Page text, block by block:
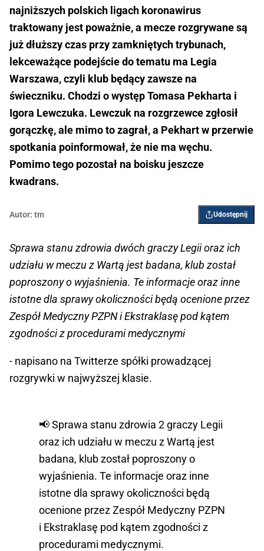
najniższych polskich ligach koronawirus
traktowany jest poważnie, a mecze rozgrywane są
już dłuższy czas przy zamkniętych trybunach,
lekceważące podejście do tematu ma Legia
Warszawa, czyli klub będący zawsze na
świeczniku. Chodzi o występ Tomasa Pekharta i
Igora Lewczuka. Lewczuk na rozgrzewce zgłosił
gorączkę, ale mimo to zagrał, a Pekhart w przerwie
spotkania poinformował, że nie ma węchu.
Pomimo tego pozostał na boisku jeszcze
kwadrans.
Autor: tm Udostępnij
Sprawa stanu zdrowia dwóch graczy Legii oraz ich
udziału w meczu z Wartą jest badana, klub został
poproszony o wyjaśnienia. Te informacje oraz inne
istotne dla sprawy okoliczności będą ocenione przez
Zespół Medyczny PZPN i Ekstraklasę pod kątem
zgodności z procedurami medycznymi
- napisano na Twitterze spółki prowadzącej
rozgrywki w najwyższej klasie.
📢 Sprawa stanu zdrowia 2 graczy Legii
oraz ich udziału w meczu z Wartą jest
badana, klub został poproszony o
wyjaśnienia. Te informacje oraz inne
istotne dla sprawy okoliczności będą
ocenione przez Zespół Medyczny PZPN
i Ekstraklasę pod kątem zgodności z
procedurami medycznymi.